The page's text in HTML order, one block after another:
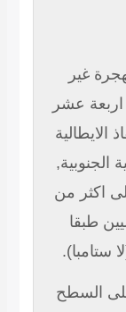
غير
عشر
الايطالية
اكثر من
طبقا
ستامبا).
السطح